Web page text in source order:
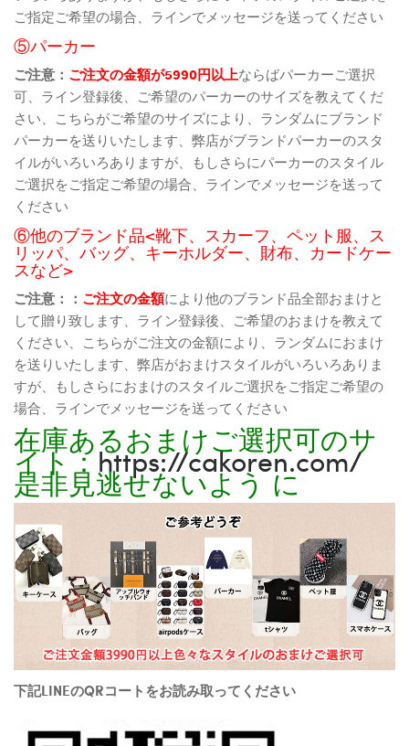
ご指定ご希望の場合、ラインでメッセージを送ってください
⑤パーカー
ご注意： ご注文の金額が5990円以上ならばパーカーご選択
可、ライン登録後、ご希望のパーカーのサイズを教えてくだ
さい、こちらがご希望のサイズにより、ランダムにブランド
パーカーを送りいたします、弊店がブランドパーカーのスタ
イルがいろいろありますが、もしさらにパーカーのスタイル
ご選択をご指定ご希望の場合、ラインでメッセージを送って
ください
⑥他のブランド品<靴下、スカーフ、ペット服、ス
リッパ、バッグ、キーホルダー、財布、カードケー
スなど>
ご注意：： ご注文の金額により他のブランド品全部おまけと
して贈り致します、ライン登録後、ご希望のおまけを教えて
ください、こちらがご注文の金額により、ランダムにおまけ
を送りいたします、弊店がおまけスタイルがいろいろありま
すが、もしさらにおまけのスタイルご選択をご指定ご希望の
場合、ラインでメッセージを送ってください
在庫あるおまけご選択可のサ
イト：https://cakoren.com/
是非見逃せないよう に
下記LINEのQRコートをお読み取ってください